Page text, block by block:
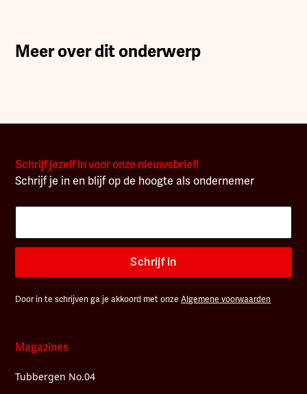
Meer over dit onderwerp
Schrijf jezelf in voor onze nieuwsbrief!
Schrijf je in en blijf op de hoogte als ondernemer
Schrijf in
Door in te schrijven ga je akkoord met onzeAlgemene voorwaarden
Magazines
Tubbergen No.04